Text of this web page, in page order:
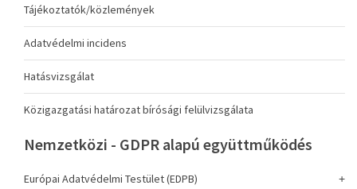
Tájékoztatók/közlemények
Adatvédelmi incidens
Hatásvizsgálat
Közigazgatási határozat bírósági felülvizsgálata
Nemzetközi - GDPR alapú együttműködés
Európai Adatvédelmi Testület (EDPB)